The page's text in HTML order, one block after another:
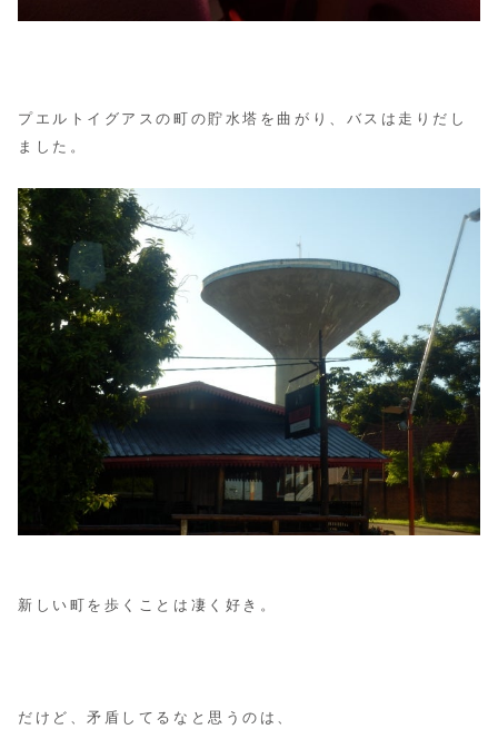
プエルトイグアスの町の貯水塔を曲がり、バスは走りだし
ました。
新しい町を歩くことは凄く好き。
だけど、矛盾してるなと思うのは、